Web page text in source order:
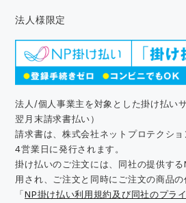
法人様限定
法人/個人事業主を対象とした掛け払い
翌月末請求書払い）
請求書は、株式会社ネットプロテクシ
4営業日に発行されます。
掛け払いのご注文には、同社の提供す
用され、ご注文と同時にご注文の商品の
「NP掛け払い利用規約及び同社のプラ